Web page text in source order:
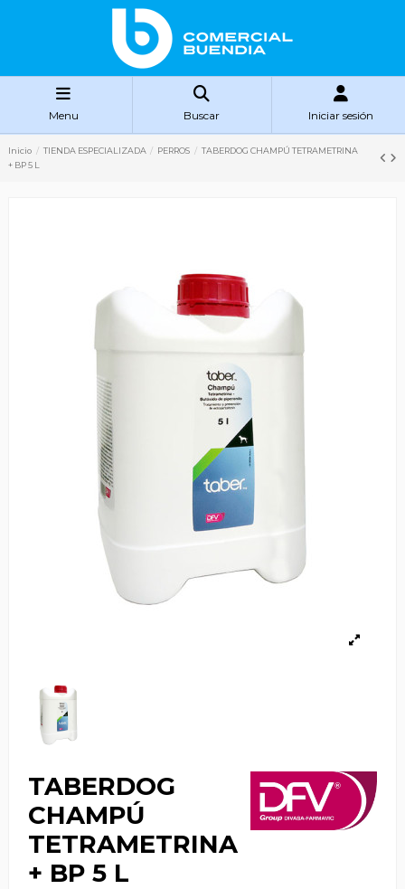
Menu Buscar Iniciar sesión
Inicio TIENDA ESPECIALIZADA PERROS
TABERDOG CHAMPÚ TETRAMETRINA
+ BP 5 L
TABERDOG
CHAMPÚ
TETRAMETRINA
+ BP 5 L